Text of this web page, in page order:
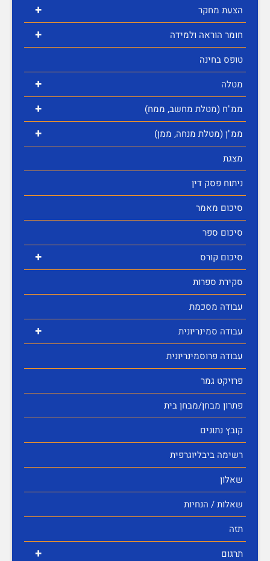
+ הצעת מחקר
+
חומר הוראה ולמידה
טופס בחינה
+ מטלה
+ ממ"ח (מטלת מחשב, ממח)
+
ממ"ן (מטלת מנחה, ממן)
מצגת
ניתוח פסק דין
סיכום מאמר
סיכום ספר
+
סיכום קורס
סקירת ספרות
עבודה מסכמת
+
עבודה סמינריונית
עבודה פרוסמינריונית
פרויקט גמר
פתרון מבחן/מבחן בית
קובץ נתונים
רשימה ביבליוגרפית
שאלון
שאלות / הנחיות
תזה
+ תרגום